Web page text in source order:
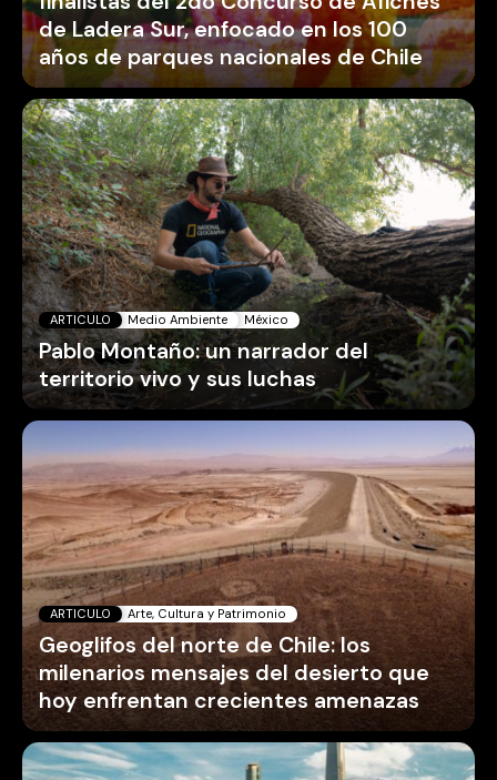
de Ladera Sur, enfocado en los 100
años de parques nacionales de Chile
ARTICULO Medio Ambiente México
Pablo Montaño: un narrador del
territorio vivo y sus luchas
ARTICULO Arte, Cultura y Patrimonio
Geoglifos del norte de Chile: los
milenarios mensajes del desierto que
hoy enfrentan crecientes amenazas